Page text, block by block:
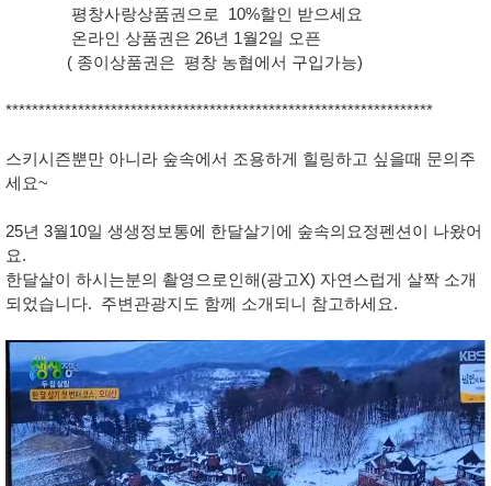
평창사랑상품권으로 10%할인 받으세요
온라인 상품권은 26년 1월2일 오픈
( 종이상품권은 평창 농협에서 구입가능)
*****************************************************************
스키시즌뿐만 아니라 숲속에서 조용하게 힐링하고 싶을때 문의주
세요~
25년 3월10일 생생정보통에 한달살기에 숲속의요정펜션이 나왔어
요.
한달살이 하시는분의 촬영으로인해(광고X) 자연스럽게 살짝 소개
되었습니다. 주변관광지도 함께 소개되니 참고하세요.